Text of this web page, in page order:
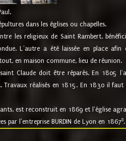
dans les églises ou chapelles.
les religieux de Saint Rambert,
L'autre a été laissée en place
en maison commune, lieu de réunion.
Claude doit être réparés. En 1805
réalisés en 1815. En 1830 il
est reconstruit en 1869 et l'église
par l'entreprise BURDIN de Lyon en 18678.